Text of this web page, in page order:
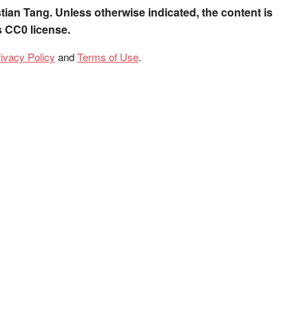
Tang. Unless otherwise indicated, the content is
CC0 license.
Policy andTerms of Use.